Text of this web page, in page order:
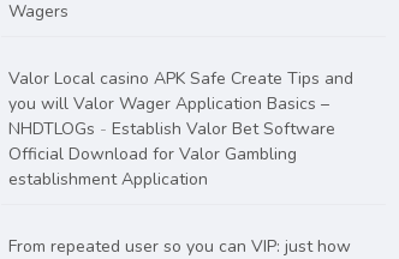
Wagers
Valor Local casino APK Safe Create Tips and
you will Valor Wager Application Basics –
NHDTLOGs - Establish Valor Bet Software
Official Download for Valor Gambling
establishment Application
From repeated user so you can VIP: just how